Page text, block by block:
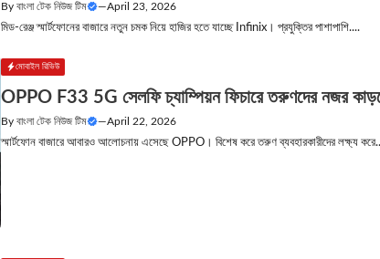
Byবাংলা টেক নিউজ টিম —April 23, 2026
মিড-রেঞ্জ স্মার্টফোনের বাজারে নতুন চমক নিয়ে হাজির হতে যাচ্ছে Infinix। প্রযুক্তির পাশাপাশি....
মোবাইল রিভিউ
OPPO F33 5G সেলফি চ্যাম্পিয়ন ফিচারে তরুণদের নজর
Byবাংলা টেক নিউজ টিম —April 22, 2026
স্মার্টফোন বাজারে আবারও আলোচনায় এসেছে OPPO। বিশেষ করে তরুণ ব্যবহারকারীদের লক্ষ্য